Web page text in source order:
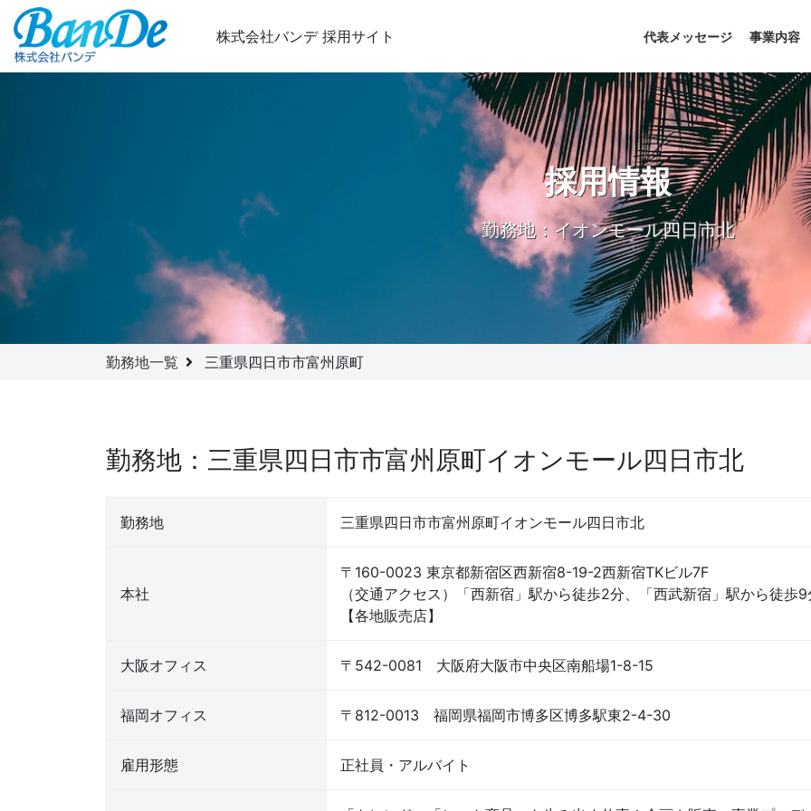
株式会社バンデ採用サイト 代表メッセージ 事業内容
採用情報
勤務地：イオンモール四日市北
勤務地一覧 三重県四日市市富州原町
勤務地：三重県四日市市富州原町イオンモール四日市北
勤務地 三重県四日市市富州原町イオンモール四日市北
本社
〒160-0023 東京都新宿区西新宿8-19-2西新宿TKビル7F
（交通アクセス）「西新宿」駅から徒歩2分、「西武新宿」駅から徒歩9
【各地販売店】
大阪オフィス 〒542-0081 大阪府大阪市中央区南船場1-8-15
福岡オフィス 〒812-0013 福岡県福岡市博多区博多駅東2-4-30
雇用形態 正社員・アルバイト